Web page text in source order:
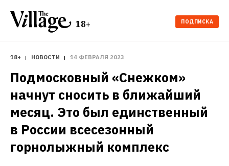
18+ ПОДПИСКА
18+ НОВОСТИ 14 ФЕВРАЛЯ 2023
Подмосковный «Снежком»
начнут сносить в ближайший
месяц. Это был единственный
в России всесезонный
горнолыжный комплекс